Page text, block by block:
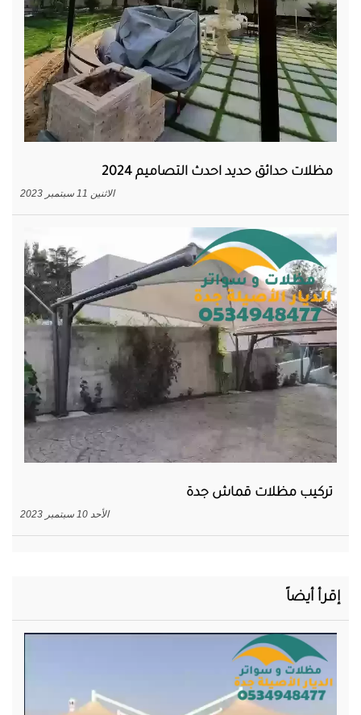
مظلات حدائق حديد احدث التصاميم 2024
الاثنين 11 سبتمبر 2023
تركيب مظلات قماش جدة
الأحد 10 سبتمبر 2023
إقرأ أيضاً